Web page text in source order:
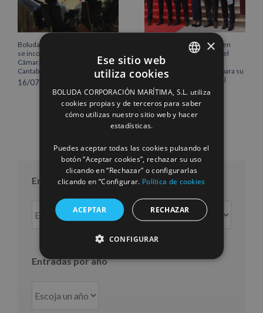
Boluda Corporación Marítima
se incorpora al Pleno de la
Cámara de Comercio de
Cantabria
16/07/2026
Boluda inaugura su sede en
Róterdam, consolidando el
norte de Europa como un
centro estratégico clave para su
crecimiento internacional
10/07/2026
Entradas por mes
Entradas
por
Entradas por año
ENGLISH
FRENCH
×
Ese sitio web
utiliza cookies
BOLUDA CORPORACIÓN MARÍTIMA, S.L. utiliza
cookies propias y de terceros para saber
cómo utilizas nuestro sitio web y hacer
estadísticas.
Puedes aceptar todas las cookies pulsando el
botón “Aceptar cookies”, rechazar su uso
clicando en “Rechazar” o configurarlas
clicando en “Configurar. Política de cookies
ACEPTAR RECHAZAR
CONFIGURAR